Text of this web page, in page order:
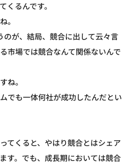
くるんです。
。
のが、結局、競合に出して云々言
市場では競合なんて関係ないんで
ね。
でも一体何社が成功したんだとい
てくると、やはり競合とはシェア
す。でも、成長期においては競合